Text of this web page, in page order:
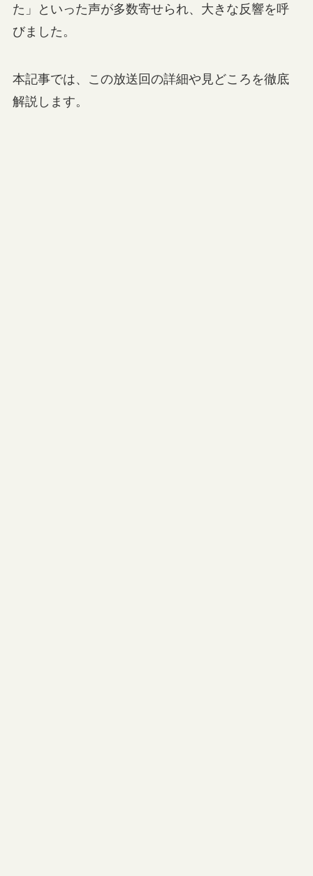
た」といった声が多数寄せられ、大きな反響を呼
びました。
本記事では、この放送回の詳細や見どころを徹底
解説します。